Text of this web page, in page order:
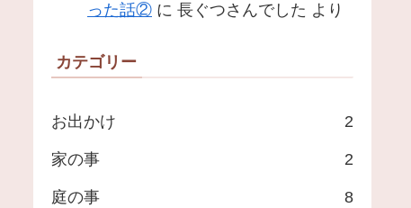
った話② に 長ぐつさんでした より
カテゴリー
お出かけ 2
家の事 2
庭の事 8